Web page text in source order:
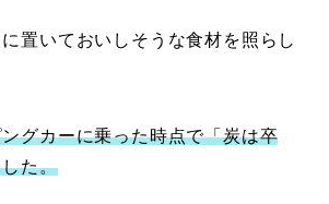
置いておいしそうな食材を照らし
グカーに乗った時点で「炭は卒
た。